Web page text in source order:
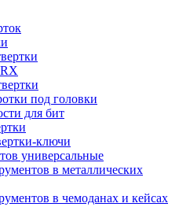
под головки
для бит
ключи
универсальные
в металлических
в чемоданах и кейсах